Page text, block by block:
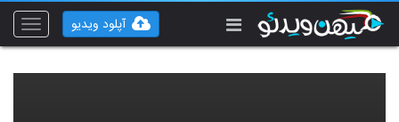
Toggle
آپلود ویدیو